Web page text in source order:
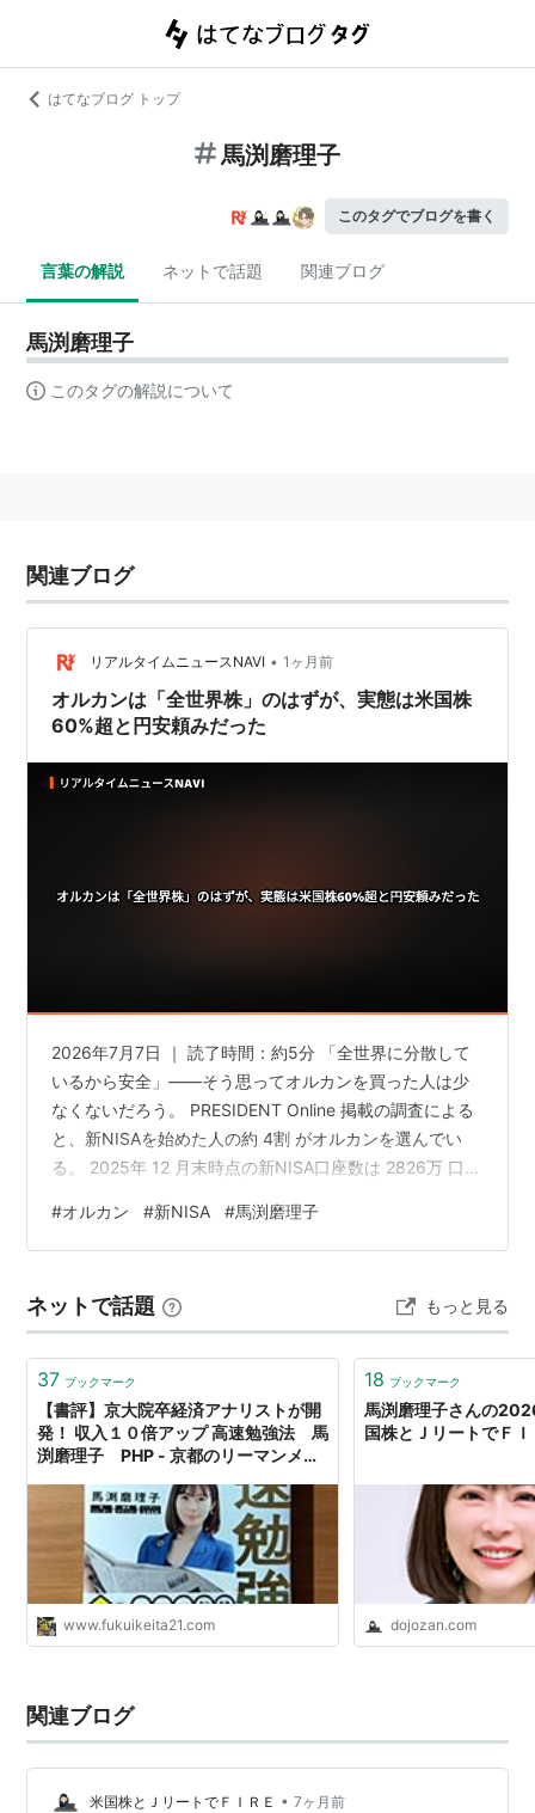
はてなブログ トップ
馬渕磨理子
このタグでブログを書く
言葉の解説 ネットで話題 関連ブログ
馬渕磨理子
このタグの解説について
関連ブログ
リアルタイムニュースNAVI • 1ヶ月前
オルカンは「全世界株」のはずが、実態は米国株
60%超と円安頼みだった
2026年7月7日 ｜ 読了時間：約5分 「全世界に分散して
いるから安全」——そう思ってオルカンを買った人は少
なくないだろう。 PRESIDENT Online 掲載の調査による
と、新NISAを始めた人の約 4割 がオルカンを選んでい
る。 2025年 12 月末時点の新NISA口座数は 2826万 口
を持っている規模だ。 これほど多くの人が同じ商品を選
んでいるとき、「本当に中身を理解して買っているか」
の記事でわかること オルカンで「本当に」大丈夫か 「全
世界」なのに6割がアメリカ株の謎 …
#オルカン #新NISA #馬渕磨理子
ネットで話題 もっと見る
37 ブックマーク
【書評】京大院卒経済アナリストが開
発！ 収入１０倍アップ 高速勉強法 馬
渕磨理子 PHP - 京都のリーマンメモ
www.fukuikeita21.com
18 ブックマーク
馬渕磨理子さんの
国株とＪリートでＦ
dojozan.com
関連ブログ
米国株とＪリートでＦＩＲＥ • 7ヶ月前